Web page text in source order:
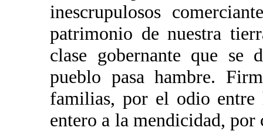
inescrupulosos
patrimonio de nuestra
clase gobernante que
pueblo pasa hambre.
familias, por el odio entre
entero a la mendicidad,